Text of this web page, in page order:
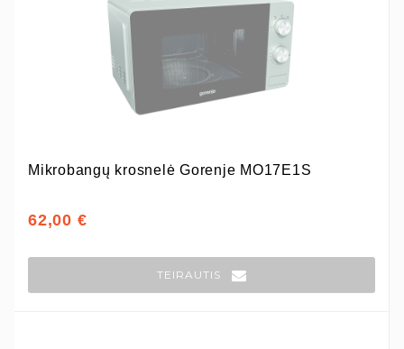
Mikrobangų krosnelė Gorenje MO17E1S
62,00 €
TEIRAUTIS